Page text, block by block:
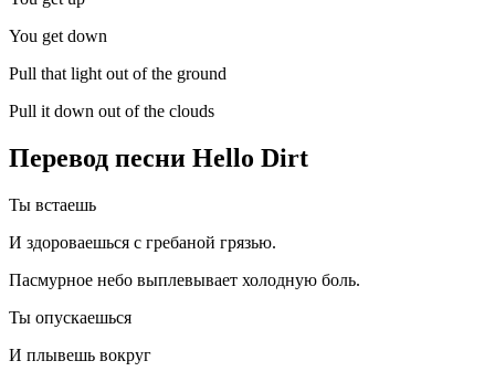
You get down
Pull that light out of the ground
Pull it down out of the clouds
Перевод песни Hello Dirt
Ты встаешь
И здороваешься с гребаной грязью.
Пасмурное небо выплевывает холодную боль.
Ты опускаешься
И плывешь вокруг